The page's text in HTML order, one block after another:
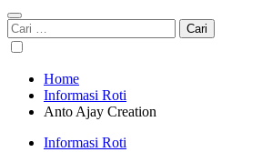
Cari
untuk:
Home
Informasi Roti
Anto Ajay Creation
Informasi Roti